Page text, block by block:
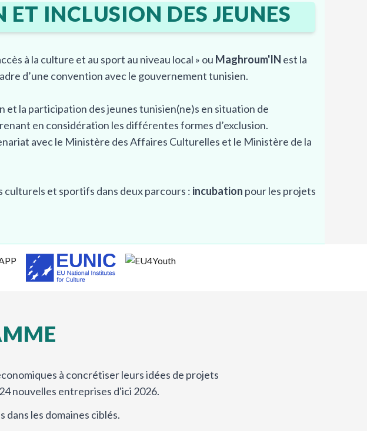
INCLUSION DES JEUNES
à la culture et au sport au niveau local » ou Maghroum'IN est la
d’une convention avec le gouvernement tunisien.
et la participation des jeunes tunisien(ne)s en situation de
en considération les différentes formes d’exclusion.
avec le Ministère des Affaires Culturelles et le Ministère de la
culturels et sportifs dans deux parcours : incubation pour les projets
à concrétiser leurs idées de projets
nouvelles entreprises d'ici 2026.
les domaines ciblés.